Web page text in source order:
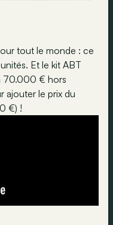
tout le monde : ce
Et le kit ABT
70.000 € hors
ajouter le prix du
€) !